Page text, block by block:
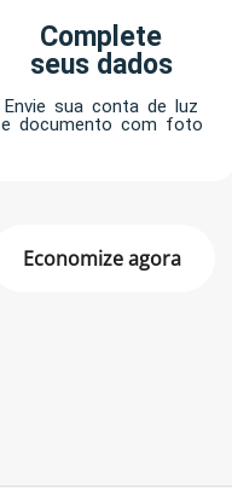
Complete
seus dados
Envie sua conta de luz
e documento com foto
Economize agora